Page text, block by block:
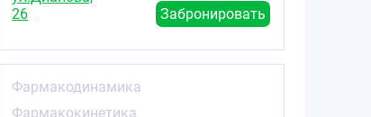
26
Забронировать
Фармакодинамика
Фармакокинетика